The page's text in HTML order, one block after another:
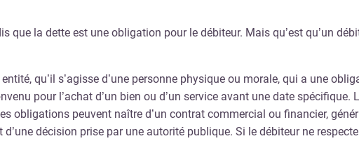
que la dette est une obligation pour le débiteur. Mais qu’est qu’un
qu’il s’agisse d’une personne physique ou morale, qui a une
pour l’achat d’un bien ou d’un service avant une date
obligations peuvent naître d’un contrat commercial ou financier,
décision prise par une autorité publique. Si le débiteur ne